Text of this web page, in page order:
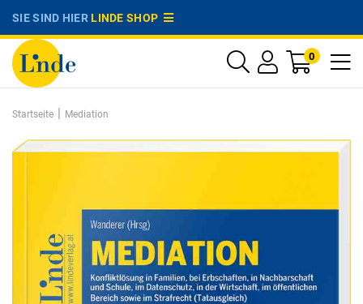
SIE SIND HIERLINDE SHOP
0
Startseite | Mediation